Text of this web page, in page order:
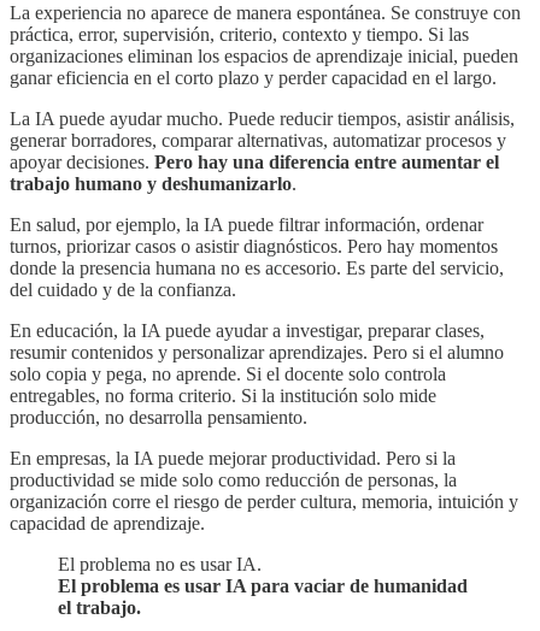
La experiencia no aparece de manera espontánea. Se construye con
práctica, error, supervisión, criterio, contexto y tiempo. Si las
organizaciones eliminan los espacios de aprendizaje inicial, pueden
ganar eficiencia en el corto plazo y perder capacidad en el largo.
La IA puede ayudar mucho. Puede reducir tiempos, asistir análisis,
generar borradores, comparar alternativas, automatizar procesos y
apoyar decisiones. Pero hay una diferencia entre aumentar el
trabajo humano y deshumanizarlo.
En salud, por ejemplo, la IA puede filtrar información, ordenar
turnos, priorizar casos o asistir diagnósticos. Pero hay momentos
donde la presencia humana no es accesorio. Es parte del servicio,
del cuidado y de la confianza.
En educación, la IA puede ayudar a investigar, preparar clases,
resumir contenidos y personalizar aprendizajes. Pero si el alumno
solo copia y pega, no aprende. Si el docente solo controla
entregables, no forma criterio. Si la institución solo mide
producción, no desarrolla pensamiento.
En empresas, la IA puede mejorar productividad. Pero si la
productividad se mide solo como reducción de personas, la
organización corre el riesgo de perder cultura, memoria, intuición y
capacidad de aprendizaje.
El problema no es usar IA.
El problema es usar IA para vaciar de humanidad
el trabajo.